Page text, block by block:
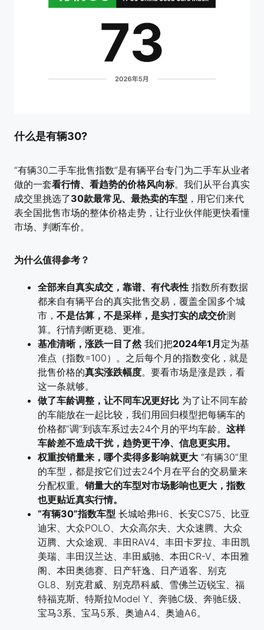
什么是有辆30?
“有辆30二手车批售指数”是有辆平台专门为二手车从业者
做的一套看行情、看趋势的价格风向标。我们从平台真实
成交里挑选了30款最常见、最热卖的车型 ，用它们来代
表全国批售市场的整体价格走势，让行业伙伴能更快看懂
市场、判断车价。
为什么值得参考？
全部来自真实成交，靠谱、有代表性 指数所有数据
都来自有辆平台的真实批售交易，覆盖全国多个城
市， 不是估算，不是采样，是实打实的成交价测
算。行情判断更稳、更准。
基准清晰，涨跌一目了然我们把2024年1月 定为基
准点（指数=100）。之后每个月的指数变化，就是
批售价格的真实涨跌幅度。要看市场是涨是跌，看
这一条就够。
做了车龄调整，让不同车况更好比 为了让不同车龄
的车能放在一起比较，我们用回归模型把每辆车的
价格都“调”到该车系过去24个月的平均车龄。 这样
车龄差不造成干扰，趋势更干净、信息更实用。
权重按销量来，哪个卖得多影响就更大 “有辆30”里
的车型，都是按它们过去24个月在平台的交易量来
分配权重。销量大的车型对市场影响也更大，指数
也更贴近真实行情。
“有辆30”指数车型 长城哈弗H6、长安CS75、比亚
迪宋、大众POLO、大众高尔夫、大众速腾、大众
迈腾、大众途观、丰田RAV4、丰田卡罗拉、丰田凯
美瑞、丰田汉兰达、丰田威驰、本田CR-V、本田雅
阁、本田奥德赛、日产轩逸、日产逍客、别克
GL8、别克君威、别克昂科威、雪佛兰迈锐宝、福
特福克斯、特斯拉Model Y、奔驰C级、奔驰E级、
宝马3系、宝马5系、奥迪A4、奥迪A6。